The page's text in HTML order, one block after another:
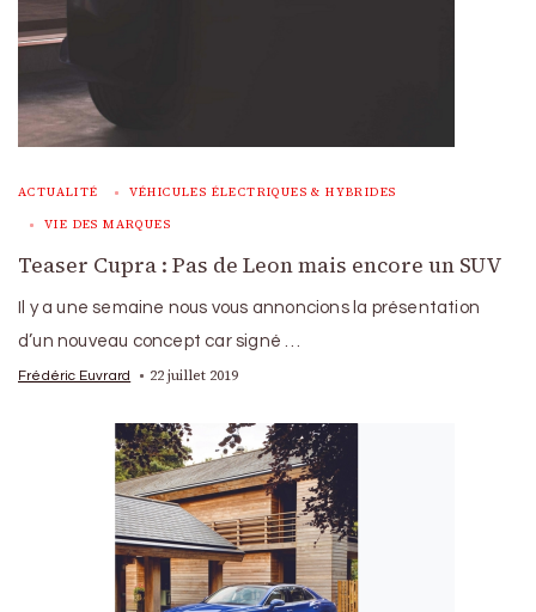
ACTUALITÉ VÉHICULES ÉLECTRIQUES & HYBRIDES
VIE DES MARQUES
Teaser Cupra : Pas de Leon mais encore un SUV
Il y a une semaine nous vous annoncions la présentation
d’un nouveau concept car signé …
Frédéric Euvrard 22 juillet 2019